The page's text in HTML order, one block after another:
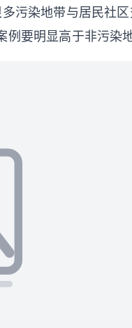
污染地带与居民社
要明显高于非污染地